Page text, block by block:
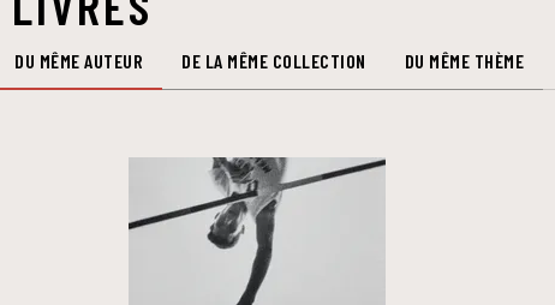
DU MÊME AUTEUR DE LA MÊME COLLECTION DU MÊME THÈME